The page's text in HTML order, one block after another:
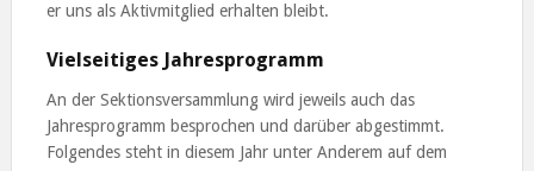
er uns als Aktivmitglied erhalten bleibt.
Vielseitiges Jahresprogramm
An der Sektionsversammlung wird jeweils auch das
Jahresprogramm besprochen und darüber abgestimmt.
Folgendes steht in diesem Jahr unter Anderem auf dem